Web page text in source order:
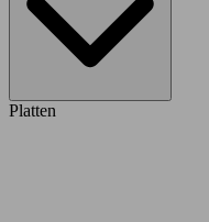
Platten